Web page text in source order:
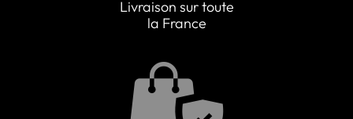
Livraison sur toute
la France